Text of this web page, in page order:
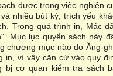
được trong việc nghiên
nhiều bút ký, trích yếu
Trong quá trình in, Mác
Mục lục quyển sách này
chương mục nào do Ăng-
in, vì vậy căn cứ vào quy
cơ quan kiểm tra sách